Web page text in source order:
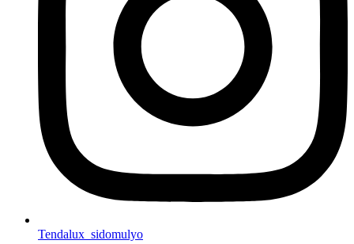
Tendalux_sidomulyo